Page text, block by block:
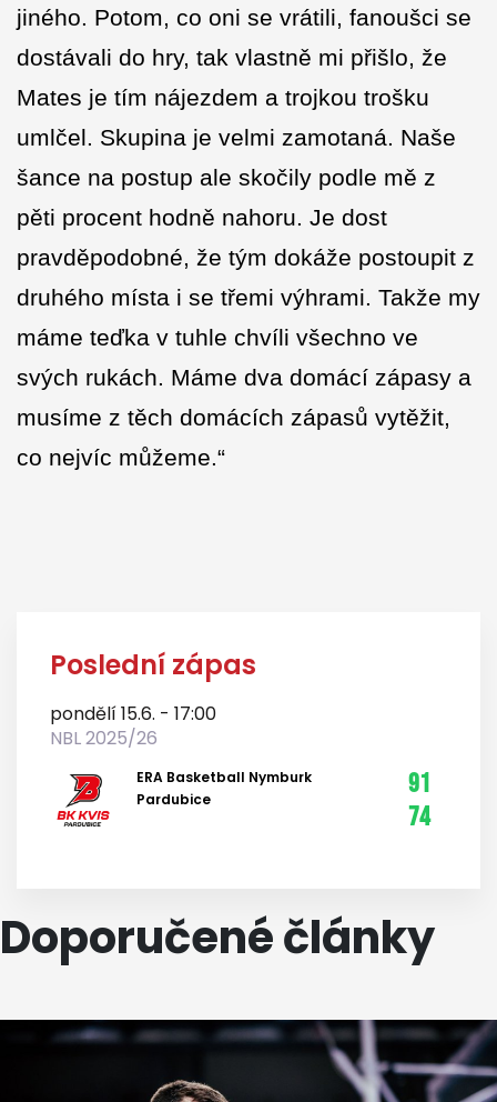
jiného. Potom, co oni se vrátili, fanoušci se
dostávali do hry, tak vlastně mi přišlo, že
Mates je tím nájezdem a trojkou trošku
umlčel. Skupina je velmi zamotaná. Naše
šance na postup ale skočily podle mě z
pěti procent hodně nahoru. Je dost
pravděpodobné, že tým dokáže postoupit z
druhého místa i se třemi výhrami. Takže my
máme teďka v tuhle chvíli všechno ve
svých rukách. Máme dva domácí zápasy a
musíme z těch domácích zápasů vytěžit,
co nejvíc můžeme.“
Poslední zápas
pondělí 15.6. - 17:00
NBL 2025/26
ERA Basketball Nymburk
Pardubice
91
74
Doporučené články